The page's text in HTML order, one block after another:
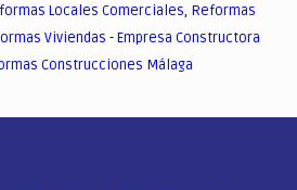
Locales Comerciales, Reformas
Viviendas -Empresa Constructora
Construcciones Málaga